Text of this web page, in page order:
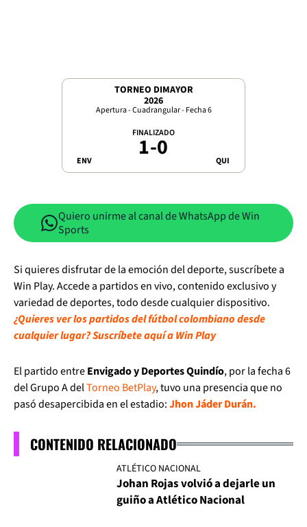
TORNEO DIMAYOR
2026
Apertura - Cuadrangular - Fecha 6
ENV
FINALIZADO
1-0 QUI
Quiero unirme al canal de WhatsApp de Win
Sports
Si quieres disfrutar de la emoción del deporte, suscríbete a
Win Play. Accede a partidos en vivo, contenido exclusivo y
variedad de deportes, todo desde cualquier dispositivo.
¿Quieres ver los partidos del fútbol colombiano desde
cualquier lugar? Suscríbete aquí a Win Play
El partido entreEnvigado y Deportes Quindío, por la fecha 6
del Grupo A delTorneo BetPlay, tuvo una presencia que no
pasó desapercibida en el estadio:Jhon Jáder Durán.
CONTENIDO RELACIONADO
ATLÉTICO NACIONAL
Johan Rojas volvió a dejarle un
guiño a Atlético Nacional